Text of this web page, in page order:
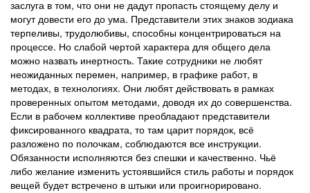
заслуга в том, что они не дадут пропасть стоящему делу и
могут довести его до ума. Представители этих знаков зодиака
терпеливы, трудолюбивы, способны концентрироваться на
процессе. Но слабой чертой характера для общего дела
можно назвать инертность. Такие сотрудники не любят
неожиданных перемен, например, в графике работ, в
методах, в технологиях. Они любят действовать в рамках
проверенных опытом методами, доводя их до совершенства.
Если в рабочем коллективе преобладают представители
фиксированного квадрата, то там царит порядок, всё
разложено по полочкам, соблюдаются все инструкции.
Обязанности исполняются без спешки и качественно. Чьё
либо желание изменить устоявшийся стиль работы и порядок
вещей будет встречено в штыки или проигнорировано.